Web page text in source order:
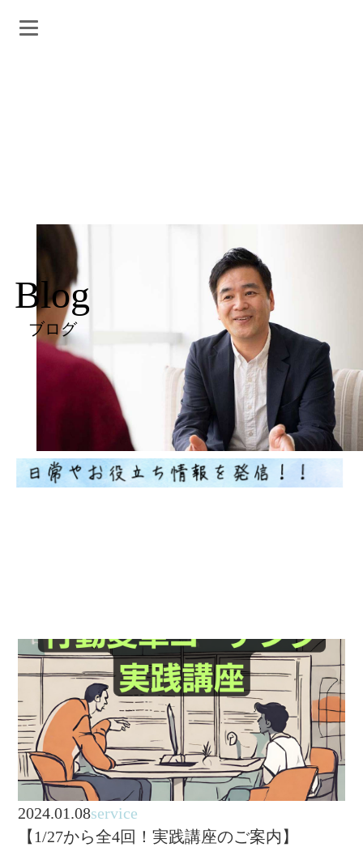
Blog
ブログ
2024.01.08service
【1/27から全4回！実践講座のご案内】